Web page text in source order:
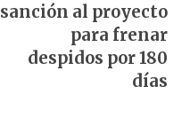
sanción al proyecto
para frenar
despidos por 180
días